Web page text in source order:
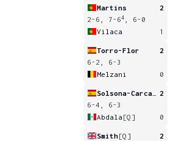
Martins
2
2-6, 7-64
, 6-0
Vilaca
1
Torro-Flor
2
6-2, 6-3
Melzani
0
2
6-4, 6-3
Abdala [Q] 0
Smith[Q]
2